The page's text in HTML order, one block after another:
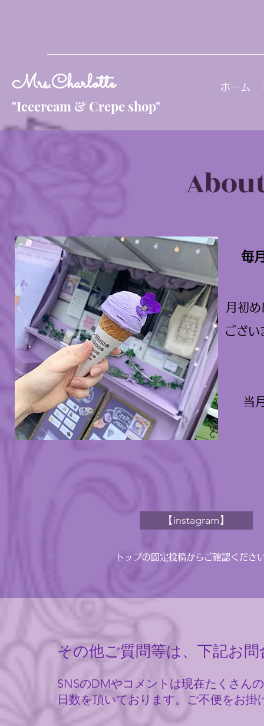
Mrs.Charlotte
"Icecream & Crepe shop"
ホーム
毎
月初
ござい
当
【instagram】
トップの固定投稿からご確認くださ
その他ご質問等は、下記お
SNSのDMやコメントは現在たくさん
日数を頂いております。​ご不便をお